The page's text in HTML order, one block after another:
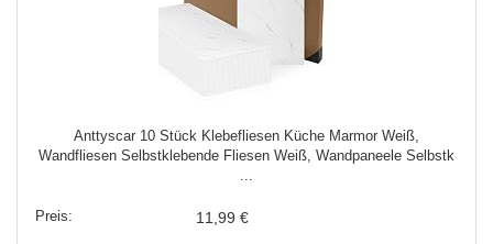
Anttyscar 10 Stück Klebefliesen Küche Marmor Weiß,
Wandfliesen Selbstklebende Fliesen Weiß, Wandpaneele Selbstk
11,99 €